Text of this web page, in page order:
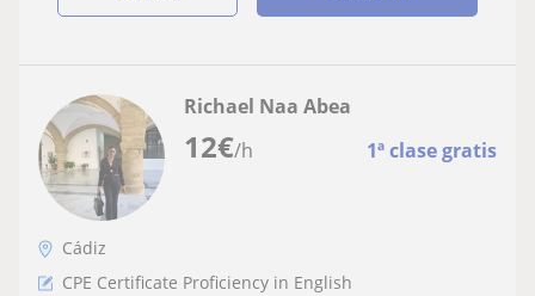
12€/h 1ª clase gratis
Richael Naa Abea
Cádiz
CPE Certificate Proficiency in English